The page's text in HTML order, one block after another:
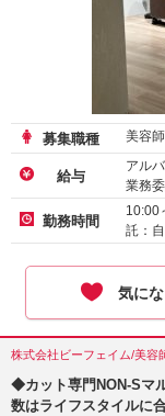
募集職種 美容師
給与
アル
業務
勤務時間
10:00
託：
気に
株式会社ビーフェイム/美容
◆カット専門NON-Sマ
数はライフスタイルに